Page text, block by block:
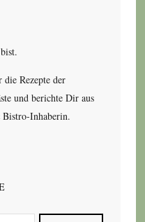
Rezepte der
und berichte Dir aus
Bistro-Inhaberin.